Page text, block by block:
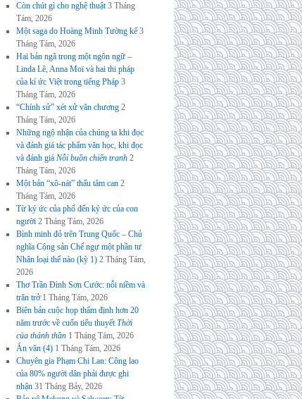
Còn chút gì cho nghệ thuật 3 Tháng
Tám, 2026
Một saga do Hoàng Minh Tường kể 3
Tháng Tám, 2026
Hai bản ngã trong một ngôn ngữ –
Linda Lê, Anna Moï và hai thi pháp
của kí ức Việt trong tiếng Pháp 3
Tháng Tám, 2026
“Chính sử” xét xử văn chương 2
Tháng Tám, 2026
Những ngộ nhận của chúng ta khi đọc
và đánh giá tác phẩm văn học, khi đọc
và đánh giá Nỗi buồn chiến tranh 2
Tháng Tám, 2026
Một bản “xô-nát” thấu tâm can 2
Tháng Tám, 2026
Từ ký ức của phố đến ký ức của con
người 2 Tháng Tám, 2026
Bình minh đỏ trên Trung Quốc – Chủ
nghĩa Cộng sản Chế ngự một phần tư
Nhân loại thế nào (kỳ 1) 2 Tháng Tám,
2026
Thơ Trần Đình Sơn Cước: nỗi niềm và
trăn trở 1 Tháng Tám, 2026
Biên bản cuộc họp thẩm định hơn 20
năm trước về cuốn tiểu thuyếtThời
của thánh thần 1 Tháng Tám, 2026
Án văn (4) 1 Tháng Tám, 2026
Chuyên gia Phạm Chi Lan: Công lao
của 80% người dân phải được ghi
nhận 31 Tháng Bảy, 2026